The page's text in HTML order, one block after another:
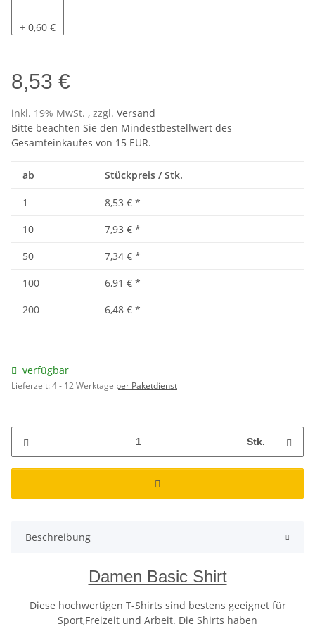
Pacific
+ 0,60 €
8,53 €
inkl. 19% MwSt. , zzgl. Versand
Bitte beachten Sie den Mindestbestellwert des
Gesamteinkaufes von 15 EUR.
ab Stückpreis / Stk.
1 8,53 € *
10
7,93 € *
50
7,34 € *
100
6,91 € *
200
6,48 € *
verfügbar
Lieferzeit:4 - 12 Werktage per Paketdienst
Stk.
Beschreibung
Damen Basic Shirt
Diese hochwertigen T-Shirts sind bestens geeignet für
Sport,Freizeit und Arbeit. Die Shirts haben